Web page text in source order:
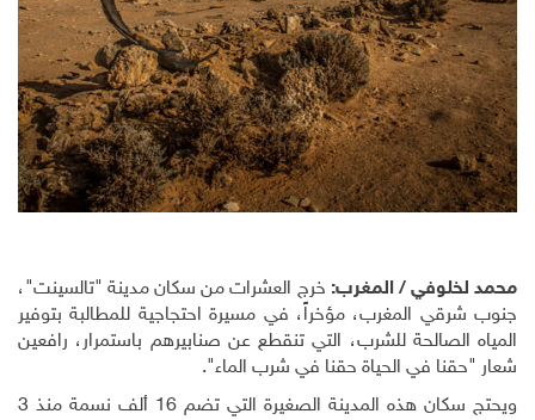
محمد لخلوفي / المغرب: خرج العشرات من سكان مدينة "تالسينت"،
جنوب شرقي المغرب، مؤخراً، في مسيرة احتجاجية للمطالبة بتوفير
المياه الصالحة للشرب، التي تنقطع عن صنابيرهم باستمرار، رافعين
شعار "حقنا في الحياة حقنا في شرب الماء".
ويحتج سكان هذه المدينة الصغيرة التي تضم 16 ألف نسمة منذ 3